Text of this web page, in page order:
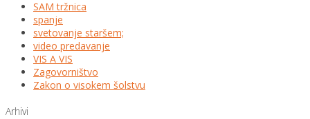
SAM tržnica
spanje
svetovanje staršem;
video predavanje
VIS A VIS
Zagovorništvo
Zakon o visokem šolstvu
Arhivi